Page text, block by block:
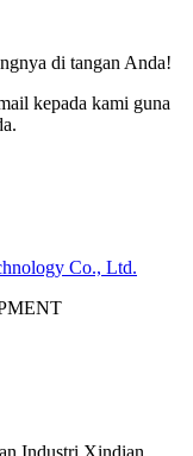
di tangan Anda!
kepada kami guna
Industri Xindian,